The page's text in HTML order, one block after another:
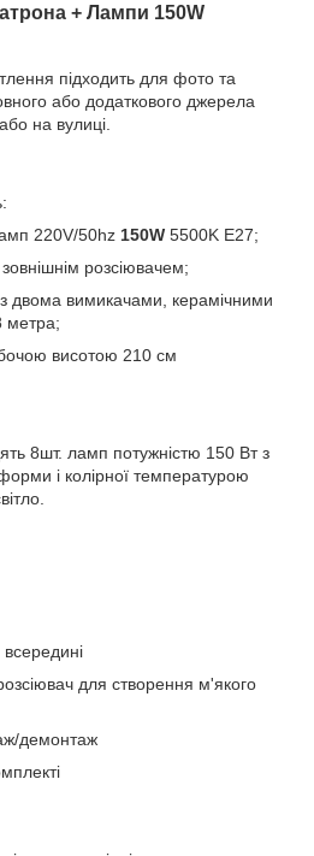
+ Лампи 150W
підходить для фото та
або додаткового джерела
на вулиці.
220V/50hz 150W 5500K E27;
розсіювачем;
двома вимикачами, керамічними
метра;
висотою 210 см
8шт. ламп потужністю 150 Вт з
і колірної температурою
для створення м'якого
демонтаж